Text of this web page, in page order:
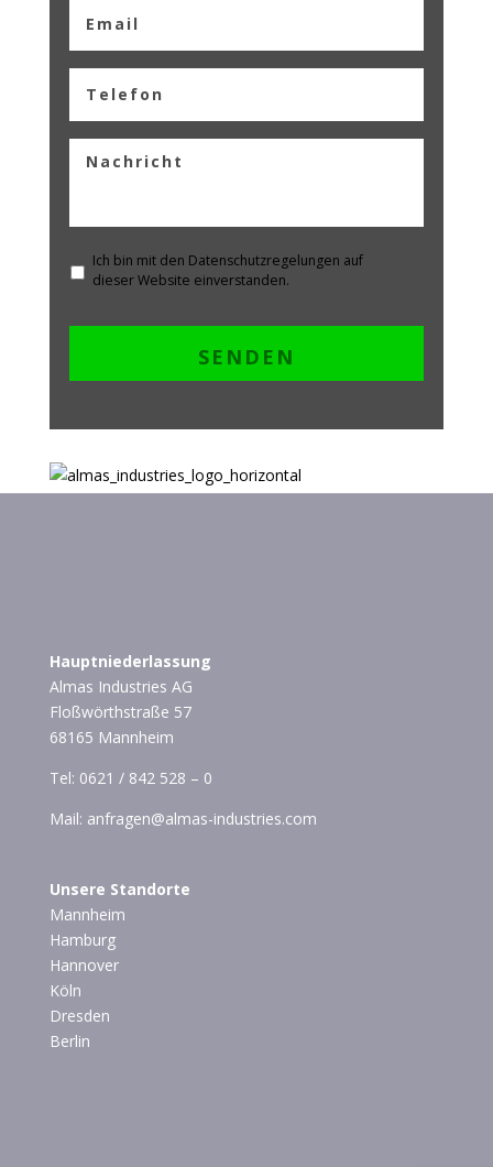
Ich bin mit den Datenschutzregelungen auf
dieser Website einverstanden.
Hauptniederlassung
Almas Industries AG
Floßwörthstraße 57
68165 Mannheim
Tel: 0621 / 842 528 – 0
Mail: anfragen@almas-industries.com
Unsere Standorte
Mannheim
Hamburg
Hannover
Köln
Dresden
Berlin